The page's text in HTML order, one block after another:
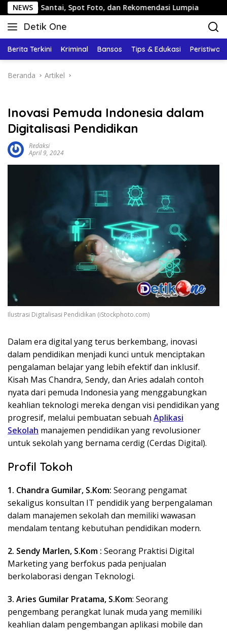
Langsung
ke
konten
NEWSSpot Foto, dan Rekomendasi Lumpia Panduan
Detik One
Tajam
Fakta
Berita Terkini Kriminal Bansos Tips & Edukasi Peristiwa
Beranda Artikel
Inovasi Pemuda Indonesia dalam
Digitalisasi Pendidikan
Redaksi
April 9, 2024
Ilustrasi Digitalisasi Pendidikan (iStockphoto.com)
Dalam era digital yang terus berkembang, inovasi
dalam pendidikan menjadi kunci untuk menciptakan
pengalaman belajar yang lebih efektif dan inklusif.
Kisah Mas Chandra, Sendy, dan Aries adalah contoh
nyata dari pemuda Indonesia yang menggabungkan
keahlian teknologi mereka dengan visi pendidikan yang
progresif, melalui pembuatan sebuah Aplikasi
Sekolah manajemen pendidikan yang revolusioner
untuk sekolah yang bernama cerdig (Cerdas Digital).
Profil Tokoh
1. Chandra Gumilar, S.Kom: Seorang pengamat
sekaligus konsultan IT pendidik yang berpengalaman
dalam manajemen sekolah dan memiliki wawasan
mendalam tentang kebutuhan pendidikan modern.
2. Sendy Marlen, S.Kom : Seorang Praktisi Digital
Marketing yang berfokus pada penjualan
berkolaborasi dengan Teknologi.
3. Aries Gumilar Pratama, S.Kom: Seorang
pengembang perangkat lunak muda yang memiliki
keahlian dalam pengembangan aplikasi mobile dan